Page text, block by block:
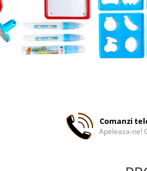
Comanzi
Apeleaza-ne!